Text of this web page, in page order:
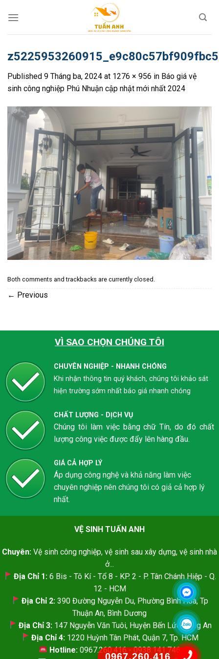
0967.260.416
Published 9 Tháng ba, 2024 at 1276 × 956 in Báo giá vệ
sinh công nghiệp Phú Nhuận cập nhật mới nhất 2024
Both comments and trackbacks are currently closed.
← Previous
VÌ SAO CHỌN CHÚNG TÔI
CHUYÊN NGHIỆP - NHANH CHÓNG
Khi nhận thông tin quý khách, chúng tôi khảo sát
hiện trường sớm nhất báo giá nhanh chóng
CHẤT LƯỢNG - DỊCH VỤ
Chúng tôi làm việc bằng chữ Tín, do đó chất
lượng công việc được đẩy lên hàng đầu.
GIÁ CẢ HỢP LÝ
Áp dụng công nghệ và khả năng làm việc
chuyên nghiệp nên chúng tôi có giả cả hợp lý
nhất.
VỆ SINH TUẤN ANH
Chuyên: Vệ sinh công nghiệp, vệ sinh sau xây dựng, vệ sinh nhà
ở...
Địa Chỉ 1: 6 Bis - Tô Kí - Tổ 8 - KP. 2 - P. Tân Chánh Hiệp - Q.
12 - HCM
Địa Chỉ 2: 390 Đường Nguyễn Du, Phường Bình Hoà, Tp
Thuận An, Bình Dương
Địa Chỉ 3:147 Nguyễn Văn Tuôi, Huyện Bến Lức, Long An
Địa Chỉ 4: 1220 Huỳnh Tân Phát, Quận 7, Tp. HCM
Hotline: 0967.260.416 - 0938.141.746